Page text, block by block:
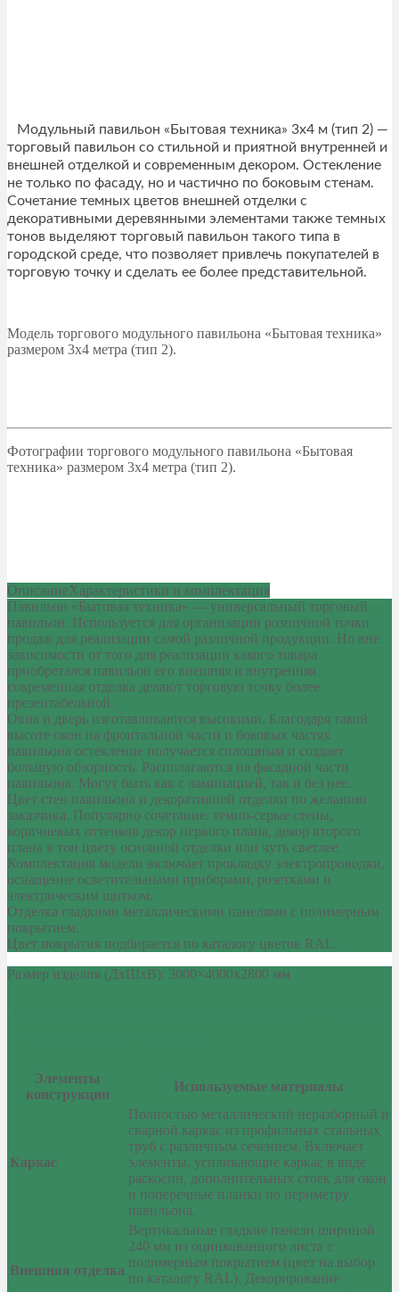
Модульный павильон «Бытовая техника» 3х4 м (тип 2) —
торговый павильон со стильной и приятной внутренней и
внешней отделкой и современным декором. Остекление
не только по фасаду, но и частично по боковым стенам.
Сочетание темных цветов внешней отделки с
декоративными деревянными элементами также темных
тонов выделяют торговый павильон такого типа в
городской среде, что позволяет привлечь покупателей в
торговую точку и сделать ее более представительной.
Модель торгового модульного павильона «Бытовая техника»
размером 3х4 метра (тип 2).
Фотографии торгового модульного павильона «Бытовая
техника» размером 3х4 метра (тип 2).
ОписаниеХарактеристики и комплектация
Павильон «Бытовая техника» — универсальный торговый
павильон. Используется для организации розничной точки
продаж для реализации самой различной продукции. Но вне
зависимости от того для реализации какого товара
приобретался павильон его внешняя и внутренняя
современная отделка делают торговую точку более
презентабельной.
Окна и дверь изготавливаются высокими. Благодаря такой
высоте окон на фронтальной части и боковых частях
павильона остекление получается сплошным и создает
большую обзорность. Располагаются на фасадной части
павильона. Могут быть как с ламинацией, так и без нее.
Цвет стен павильона и декоративной отделки по желанию
заказчика. Популярно сочетание: темно-серые стены,
коричневых оттенков декор первого плана, декор второго
плана в тон цвету основной отделки или чуть светлее.
Комплектация модели включает прокладку электропроводки,
оснащение осветительными приборами, розетками и
электрическим щитком.
Отделка гладкими металлическими панелями с полимерным
покрытием.
Цвет покрытия подбирается по каталогу цветов RAL.
Размер изделия (ДхШхВ): 3000×4000х2800 мм
Элементы
конструкции
Используемые материалы
Каркас
Полностью металлический неразборный и
сварной каркас из профильных стальных
труб с различным сечением. Включает
элементы, усиливающие каркас в виде
раскосин, дополнительных стоек для окон
и поперечные планки по периметру
павильона.
Внешняя отделка
Вертикальные гладкие панели шириной
240 мм из оцинкованного листа с
полимерным покрытием (цвет на выбор
по каталогу RAL). Декорирование